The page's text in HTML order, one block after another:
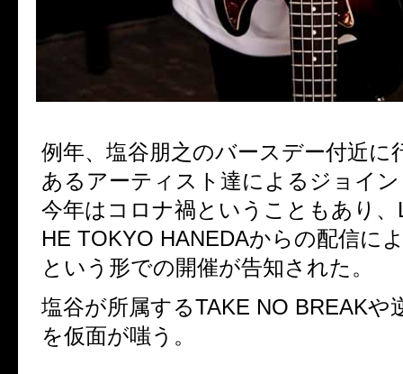
例年、塩谷朋之のバースデー付近に
あるアーティスト達によるジョイ
今年はコロナ禍ということもあり、
HE TOKYO HANEDAからの配信に
という形での開催が告知された。
塩谷が所属するTAKE NO BREAKや
を仮面が嗤う。